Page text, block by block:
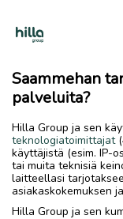
Saammehan
palveluita?
Hilla Group ja sen
teknologiatoimittajat
käyttäjistä (esim. IP-
tai muita teknisiä
laitteellasi
asiakaskokemuksen
Hilla Group ja sen